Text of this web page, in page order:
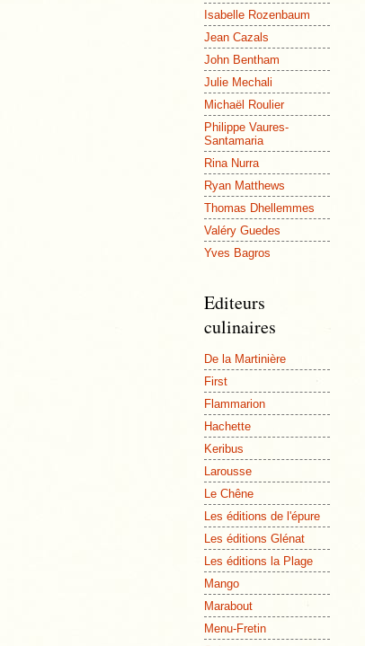
Isabelle Rozenbaum
Jean Cazals
John Bentham
Julie Mechali
Michaël Roulier
Philippe Vaures-
Santamaria
Rina Nurra
Ryan Matthews
Thomas Dhellemmes
Valéry Guedes
Yves Bagros
Editeurs
culinaires
De la Martinière
First
Flammarion
Hachette
Keribus
Larousse
Le Chêne
Les éditions de l'épure
Les éditions Glénat
Les éditions la Plage
Mango
Marabout
Menu-Fretin